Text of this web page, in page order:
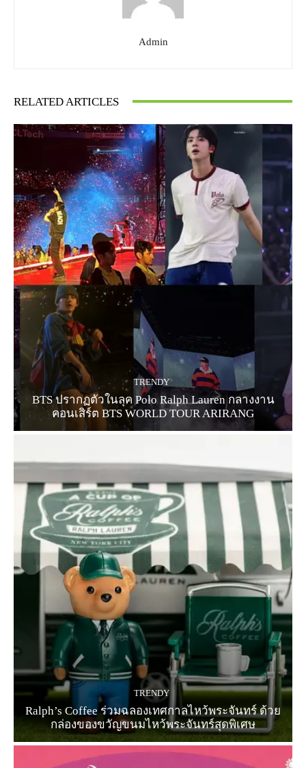
Admin
RELATED ARTICLES
TRENDY
BTS ปรากฏตัวในลุค Polo Ralph Lauren กลางงาน
คอนเสิร์ต BTS WORLD TOUR ARIRANG
TRENDY
Ralph’s Coffee ร่วมฉลองเทศกาลไหว้พระจันทร์ ด้วย
กล่องของขวัญขนมไหว้พระจันทร์สุดพิเศษ